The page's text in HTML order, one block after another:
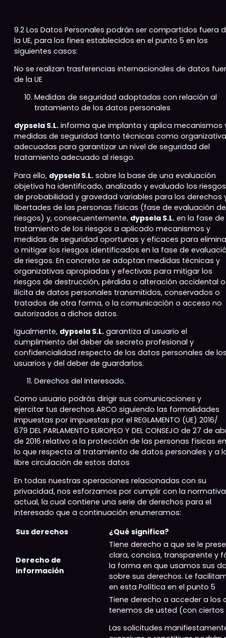
9.2 Los Datos Personales podrán ser compartidos fuera
la UE, para los fines establecidos en el punto 5 en los
siguientes casos:
No se realizan trasferencias internacionales de datos
de la UE
Medidas de seguridad adoptadas con relación al
tratamiento de los datos personales
dypsela S.L. informa que implanta y aplica mecanismos
medidas de seguridad tanto técnicas como
adecuadas para garantizar un nivel de seguridad del
tratamiento adecuado al riesgo.
Para ello, dypsela S.L. sobre la base de una evaluación
objetiva ha identificado, analizado y evaluado los riesgos
de probabilidad y gravedad variables para los derechos
libertades de las personas físicas (fase de evaluación de
riesgos) y, consecuentemente, dypsela S.L. en la fase de
tratamiento de los riesgos a aplicado mecanismos y
medidas de seguridad oportunas y eficaces para
o mitigar los riesgos identificados en la fase de
de riesgos. En concreto se adoptan medidas técnicas y
organizativas apropiadas y efectivas para mitigar los
riesgos de destrucción, pérdida o alteración accidental o
ilícita de datos personales transmitidos, conservados o
tratados de otra forma, o la comunicación o acceso no
autorizados a dichos datos.
Igualmente, dypsela S.L. garantiza al usuario el
cumplimiento del deber de secreto profesional y
confidencialidad respecto de los datos personales de
usuarios y del deber de guardarlos.
Derechos del Interesado.
Como usuario podrás dirigir sus comunicaciones y
ejercitar tus derechos ARCO siguiendo las formalidades
impuestas por impuestas por el REGLAMENTO (UE) 2016/
679 DEL PARLAMENTO EUROPEO Y DEL CONSEJO de 27 de
de 2016 relativo a la protección de las personas físicas en
lo que respecta al tratamiento de datos personales y a
libre circulación de estos datos
En todas nuestras operaciones relacionadas con su
privacidad, nos esforzamos por cumplir con la normativa
actual, la cual contiene una serie de derechos para el
interesado que a continuación enumeramos:
Sus derechos
¿Qué significa?
Derecho de
información
Tiene derecho a que se le
clara, concisa, transparente y
la forma en que usamos sus
sobre sus derechos. Le
en esta Política en el punto 5
Tiene derecho a acceder a los
tenemos de usted (con ciertos
Las solicitudes